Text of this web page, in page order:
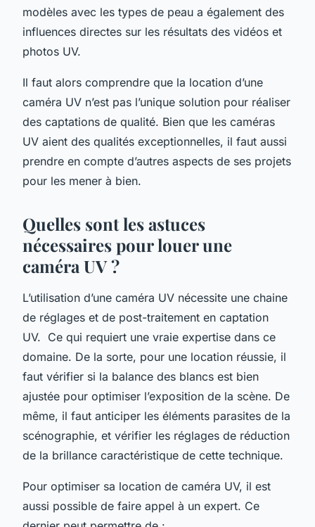
modèles avec les types de peau a également des
influences directes sur les résultats des vidéos et
photos UV.
Il faut alors comprendre que la location d’une
caméra UV n’est pas l’unique solution pour réaliser
des captations de qualité. Bien que les caméras
UV aient des qualités exceptionnelles, il faut aussi
prendre en compte d’autres aspects de ses projets
pour les mener à bien.
Quelles sont les astuces
nécessaires pour louer une
caméra UV ?
L’utilisation d’une caméra UV nécessite une chaine
de réglages et de post-traitement en captation
UV. Ce qui requiert une vraie expertise dans ce
domaine. De la sorte, pour une location réussie, il
faut vérifier si la balance des blancs est bien
ajustée pour optimiser l’exposition de la scène. De
même, il faut anticiper les éléments parasites de la
scénographie, et vérifier les réglages de réduction
de la brillance caractéristique de cette technique.
Pour optimiser sa location de caméra UV, il est
aussi possible de faire appel à un expert. Ce